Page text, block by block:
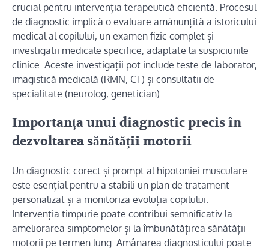
crucial pentru intervenția terapeutică eficientă. Procesul
de diagnostic implică o evaluare amănunțită a istoricului
medical al copilului, un examen fizic complet și
investigatii medicale specifice, adaptate la suspiciunile
clinice. Aceste investigații pot include teste de laborator,
imagistică medicală (RMN, CT) și consultatii de
specialitate (neurolog, genetician).
Importanța unui diagnostic precis în
dezvoltarea sănătății motorii
Un diagnostic corect și prompt al hipotoniei musculare
este esențial pentru a stabili un plan de tratament
personalizat și a monitoriza evoluția copilului.
Intervenția timpurie poate contribui semnificativ la
ameliorarea simptomelor și la îmbunătățirea sănătății
motorii pe termen lung. Amânarea diagnosticului poate